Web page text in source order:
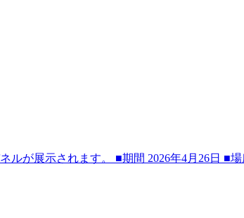
ルが展示されます。 ■期間 2026年4月26日 ■